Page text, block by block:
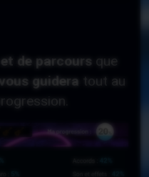
de parcours que
vous guidera tout au